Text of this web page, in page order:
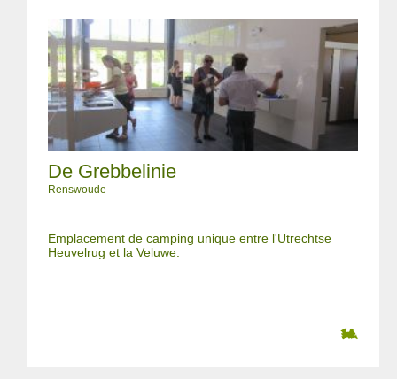
De Grebbelinie
Renswoude
Emplacement de camping unique entre l'Utrechtse
Heuvelrug et la Veluwe.